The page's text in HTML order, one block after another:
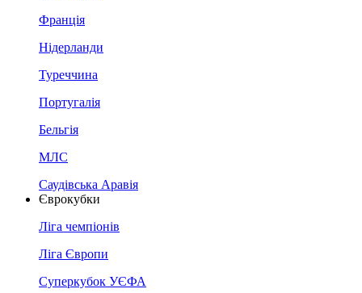
Франція
Нідерланди
Туреччина
Португалія
Бельгія
МЛС
Саудівська Аравія
Єврокубки
Ліга чемпіонів
Ліга Європи
Суперкубок УЄФА